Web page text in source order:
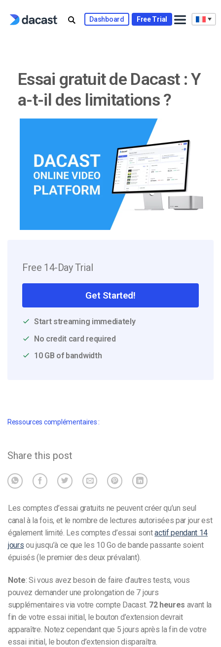
Dashboard Free Trial
Essai gratuit de Dacast : Y
a-t-il des limitations ?
Free 14-Day Trial
Get Started!
Start streaming immediately
No credit card required
10 GB of bandwidth
Ressources complémentaires :
Share this post
Les comptes d’essai gratuits ne peuvent créer qu’un seul
canal à la fois, et le nombre de lectures autorisées par jour est
également limité. Les comptes d’essai sontactif pendant 14
jours ou jusqu’à ce que les 10 Go de bande passante soient
épuisés (le premier des deux prévalant).
Note: Si vous avez besoin de faire d’autres tests, vous
pouvez demander une prolongation de 7 jours
supplémentaires via votre compte Dacast. 72 heures avant la
fin de votre essai initial, le bouton d’extension devrait
apparaître. Notez cependant que 5 jours après la fin de votre
essai initial, le bouton d’extension disparaîtra.